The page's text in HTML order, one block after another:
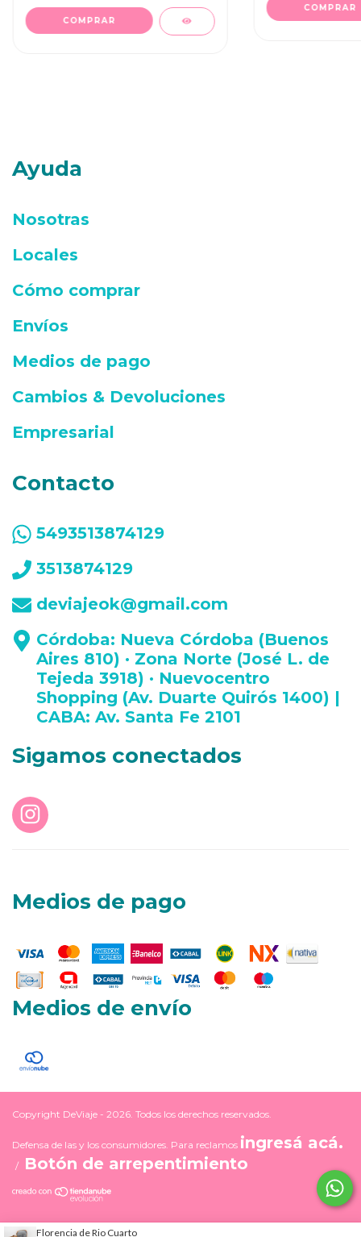
Ayuda
Nosotras
Locales
Cómo comprar
Envíos
Medios de pago
Cambios & Devoluciones
Empresarial
Contacto
5493513874129
3513874129
deviajeok@gmail.com
Córdoba: Nueva Córdoba (Buenos
Aires 810) · Zona Norte (José L. de
Tejeda 3918) · Nuevocentro
Shopping (Av. Duarte Quirós 1400) |
CABA: Av. Santa Fe 2101
Sigamos conectados
Medios de pago
Medios de envío
Copyright DeViaje - 2026. Todos los derechos reservados.
Defensa de las y los consumidores. Para reclamos ingresá acá.
/ Botón de arrepentimiento